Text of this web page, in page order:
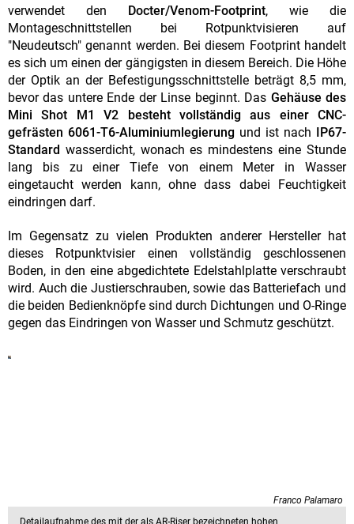
verwendet den
Docter/Venom-Footprint, wie die
Montageschnittstellen bei Rotpunktvisieren auf
"Neudeutsch" genannt werden. Bei diesem Footprint handelt
es sich um einen der gängigsten in diesem Bereich. Die Höhe
der Optik an der Befestigungsschnittstelle beträgt 8,5 mm,
bevor das untere Ende der Linse beginnt. Das Gehäuse des
Mini Shot M1 V2 besteht vollständig aus einer CNC-
gefrästen 6061-T6-Aluminiumlegierung und ist nach
IP67-
Standard wasserdicht, wonach es mindestens eine Stunde
lang bis zu einer Tiefe von einem Meter in Wasser
eingetaucht werden kann, ohne dass dabei Feuchtigkeit
eindringen darf.
Im Gegensatz zu vielen Produkten anderer Hersteller hat
dieses Rotpunktvisier einen vollständig geschlossenen
Boden, in den eine abgedichtete Edelstahlplatte verschraubt
wird. Auch die Justierschrauben, sowie das Batteriefach und
die beiden Bedienknöpfe sind durch Dichtungen und O-Ringe
gegen das Eindringen von Wasser und Schmutz geschützt.
Franco Palamaro
Detailaufnahme des mit der als AR-Riser bezeichneten hohen